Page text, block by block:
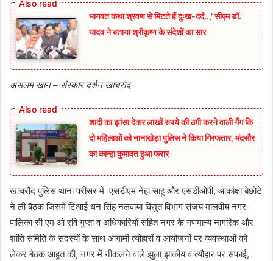
भागवत कथा श्रवण से मिटते हैं दुःख-दर्द..,’ सीएम डॉ.
यादव ने बताया श्रीकृष्ण के संदेशों का सार
असलम खान – संस्कार दर्शन खाचरौद
शादी का झांसा देकर लाखों रुपये की ठगी करने वाली गैंग कि
दो महिलाओं को नानाखेड़ा पुलिस ने किया गिरफतार, मंदसौर
का कान्हा कुमावत हुआ फरार
खाचरौद पुलिस थाना परीसर में एसडीएम नेहा साहू और एसडीओपी, आकांक्षा बेछोटे
ने ली बैठक जिसमें टिआई धन सिंह नलवाया विद्युत विभाग संजय मालवीय नगर
पालिका सी एम ओ रवि गुप्ता व अधिकारियों सहित नगर के गणमान्य नागरिक और
शांति समिति के सदस्यों के साथ आगामी त्योहारों व आयोजनों पर व्यवस्थाओं को
लेकर बैठक आहूत की, नगर में नीकलने वाले झुला झाकीय व त्यौहार पर सफाई,